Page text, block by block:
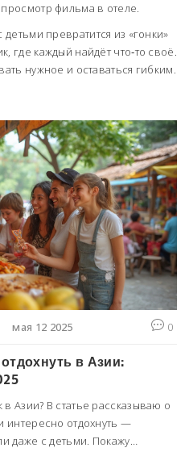
фильма в отеле.
превратится из «гонки»
где каждый найдёт что‑то своё.
нужное и оставаться гибким.
мая 12 2025 0
в Азии:
Азии? В статье рассказываю о
интересно отдохнуть —
даже с детьми. Покажу